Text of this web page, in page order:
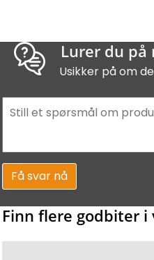
Lurer du på
Usikker på om
Få svar nå
Finn flere godbiter i